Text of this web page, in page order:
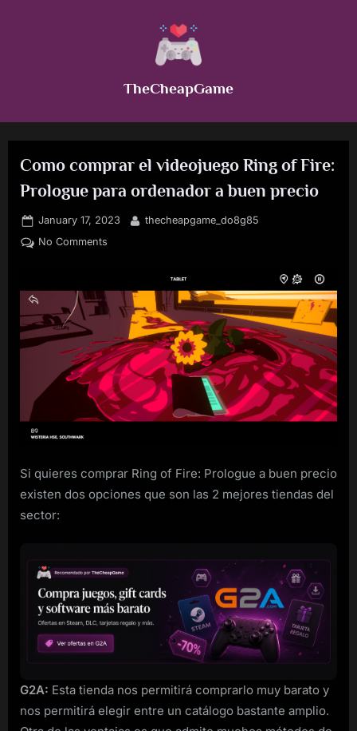
TheCheapGame
Como comprar el videojuego Ring of Fire:
Prologue para ordenador a buen precio
Posted
on
January 17, 2023 By
thecheapgame_do8g85
No Commentson
el
videojuego
of
Fire:
Prologue
para
ordenador
precio
Si quieres comprar Ring of Fire: Prologue a buen precio
existen dos opciones que son las 2 mejores tiendas del
sector:
G2A: Esta tienda nos permitirá comprarlo muy barato y
nos permitirá elegir entre un catálogo bastante amplio.